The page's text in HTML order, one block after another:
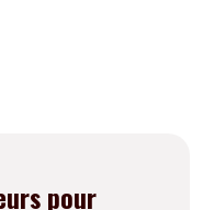
pour